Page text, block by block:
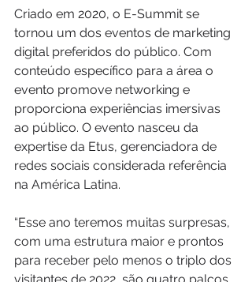
Criado em 2020, o E-Summit se
tornou um dos eventos de marketing
digital preferidos do público. Com
conteúdo específico para a área o
evento promove networking e
proporciona experiências imersivas
ao público. O evento nasceu da
expertise da Etus, gerenciadora de
redes sociais considerada referência
na América Latina.
“Esse ano teremos muitas surpresas,
com uma estrutura maior e prontos
para receber pelo menos o triplo dos